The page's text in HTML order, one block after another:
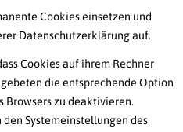
Cookies einsetzen und
Datenschutzerklärung auf.
Cookies auf ihrem Rechner
die entsprechende Option
Browsers zu deaktivieren.
Systemeinstellungen des